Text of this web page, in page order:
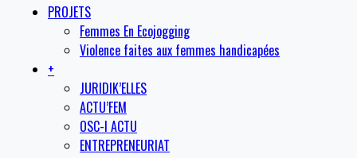
PROJETS
Femmes En Ecojogging
Violence faites aux femmes handicapées
+
JURIDIK’ELLES
ACTU’FEM
OSC-I ACTU
ENTREPRENEURIAT